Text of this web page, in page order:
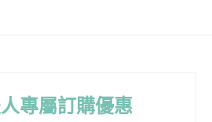
專屬訂購優惠